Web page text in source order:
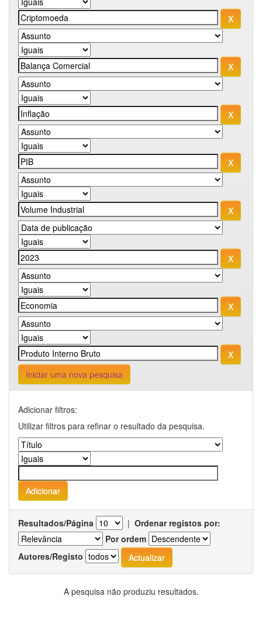
Iniciar uma nova pesquisa
Adicionar filtros:
Utilizar filtros para refinar o resultado da pesquisa.
Resultados/Página | Ordenar registos por:
Por ordem
Autores/Registo
A pesquisa não produziu resultados.